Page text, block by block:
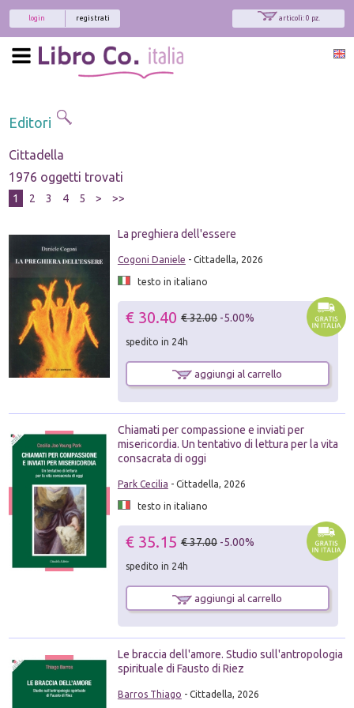
articoli: 0 pz.
registrati
login
Editori
Cittadella
1976 oggetti trovati
1 2 3 4 5 > >>
La preghiera dell'essere
Cogoni Daniele - Cittadella, 2026
testo in italiano
€ 30.40 € 32.00 -5.00%
spedito in 24h
aggiungi al carrello
Chiamati per compassione e inviati per
misericordia. Un tentativo di lettura per la vita
consacrata di oggi
Park Cecilia - Cittadella, 2026
testo in italiano
€ 35.15 € 37.00 -5.00%
spedito in 24h
aggiungi al carrello
Le braccia dell'amore. Studio sull'antropologia
spirituale di Fausto di Riez
Barros Thiago - Cittadella, 2026